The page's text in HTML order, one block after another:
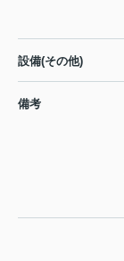
設備(その他)
備考